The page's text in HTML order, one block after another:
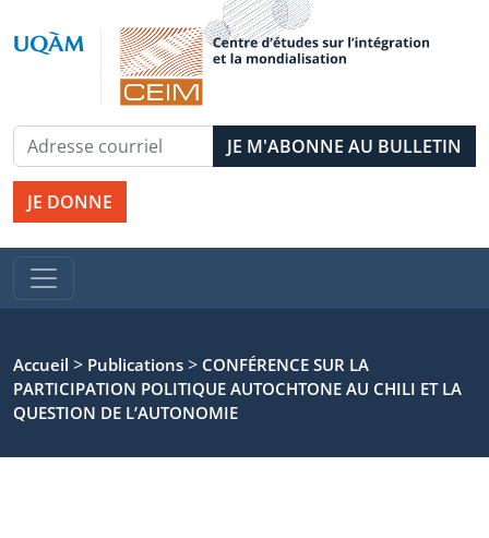
JE DONNE
Accueil > Publications > CONFÉRENCE SUR LA
PARTICIPATION POLITIQUE AUTOCHTONE AU CHILI ET LA
QUESTION DE L’AUTONOMIE